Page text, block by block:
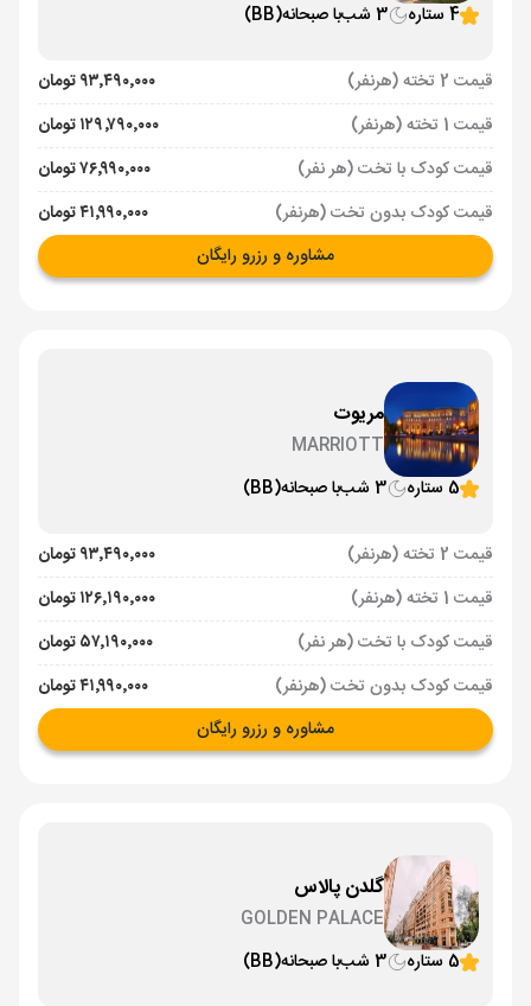
4 ستاره
3 شب با صبحانه(BB)
قیمت 2 تخته (هرنفر)
۹۳٬۴۹۰٬۰۰۰ تومان
قیمت 1 تخته (هرنفر)
۱۲۹٬۷۹۰٬۰۰۰ تومان
قیمت کودک با تخت (هر نفر)
۷۶٬۹۹۰٬۰۰۰ تومان
قیمت کودک بدون تخت (هرنفر)
۴۱٬۹۹۰٬۰۰۰ تومان
مشاوره و رزرو رایگان
مریوت
MARRIOTT
5 ستاره
3 شب با صبحانه(BB)
قیمت 2 تخته (هرنفر)
۹۳٬۴۹۰٬۰۰۰ تومان
قیمت 1 تخته (هرنفر)
۱۲۶٬۱۹۰٬۰۰۰ تومان
قیمت کودک با تخت (هر نفر)
۵۷٬۱۹۰٬۰۰۰ تومان
قیمت کودک بدون تخت (هرنفر)
۴۱٬۹۹۰٬۰۰۰ تومان
مشاوره و رزرو رایگان
گلدن پالاس
GOLDEN PALACE
5 ستاره
3 شب با صبحانه(BB)